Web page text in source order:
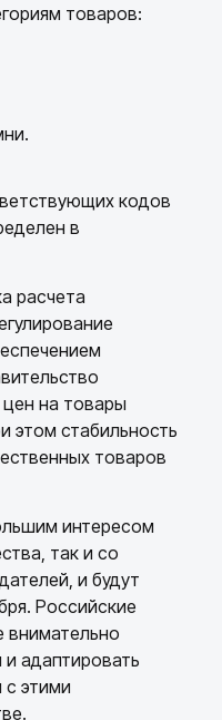
товаров:
кодов
в
расчета
цен на товары
этом стабильность
товаров
интересом
так и со
и будут
Российские
внимательно
адаптировать
с этими